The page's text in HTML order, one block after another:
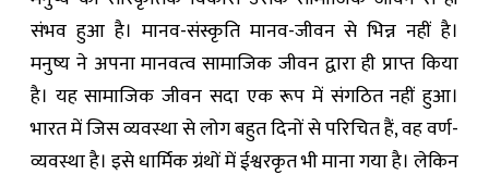
संभव हुआ है। मानव-संस्कृति मानव-जीवन से भिन्न नहीं है।
मनुष्य ने अपना मानवत्व सामाजिक जीवन द्वारा ही प्राप्त किया
है। यह सामाजिक जीवन सदा एक रूप में संगठित नहीं हुआ।
भारत में जिस व्यवस्था से लोग बहुत दिनों से परिचित हैं, वह वर्ण-
व्यवस्था है। इसे धार्मिक ग्रंथों में ईश्वरकृत भी माना गया है। लेकिन